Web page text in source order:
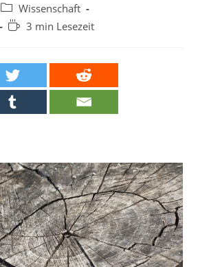
Beitrags-
Kategorie:
Wissenschaft
Lesedauer:
3 min Lesezeit